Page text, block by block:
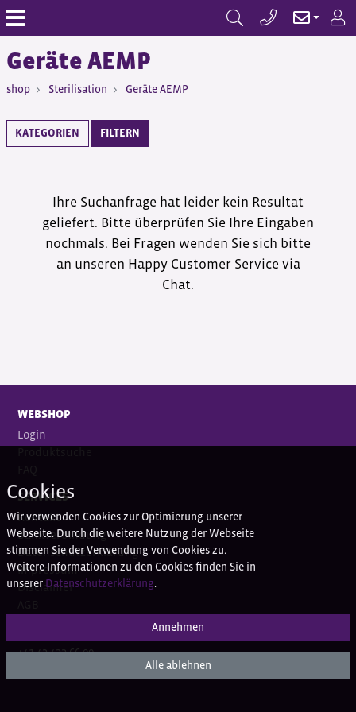
Geräte AEMP
shop Sterilisation Geräte AEMP
KATEGORIEN FILTERN
Ihre Suchanfrage hat leider kein Resultat
geliefert. Bitte überprüfen Sie Ihre Eingaben
nochmals. Bei Fragen wenden Sie sich bitte
an unseren Happy Customer Service via
Chat.
WEBSHOP
Login
SERVICES
Kontakt
Bankverbindung
Datenschutzerklärung
Impressum
Disclaimer
HAPPY CUSTOMER SERVICE
+41 43 433 66 00
Cookies
Wir verwenden Cookies zur Optimierung unserer
Webseite. Durch die weitere Nutzung der Webseite
stimmen Sie der Verwendung von Cookies zu.
Weitere Informationen zu den Cookies finden Sie in
unserer Datenschutzerklärung.
Annehmen
Alle ablehnen